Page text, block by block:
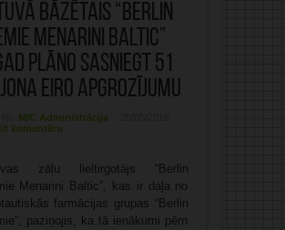
bāzētais “Berlin
Menarini Baltic”
plāno sasniegt 51
eiro apgrozījumu
MIC Administrācija
komentāru
zāļu lieltirgotājs “Berlin
Menarini Baltic”, kas ir daļa no
farmācijas grupas “Berlin
paziņojis, ka tā ienākumi pērn